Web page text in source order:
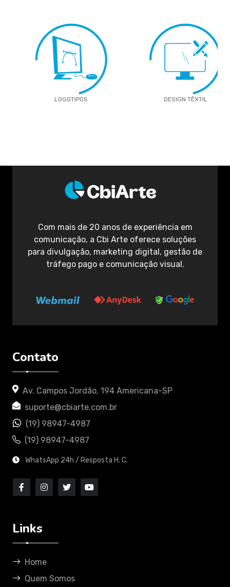
LOGOTIPOS DESIGN TÊXTIL
Com mais de 20 anos de experiência em
comunicação, a Cbi Arte oferece soluções
para divulgação, marketing digital, gestão de
tráfego pago e comunicação visual.
Contato
Av. Campos Jordão, 194 Americana-SP
suporte@cbiarte.com.br
(19) 98947-4987
(19) 98947-4987
WhatsApp 24h / Resposta H. C.
Links
Home
Quem Somos